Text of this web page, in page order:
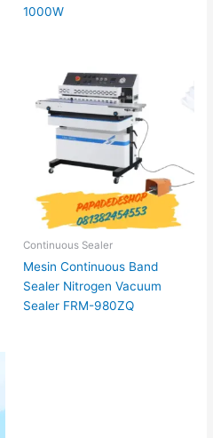
1000W
Continuous Sealer
Mesin Continuous Band
Sealer Nitrogen Vacuum
Sealer FRM-980ZQ